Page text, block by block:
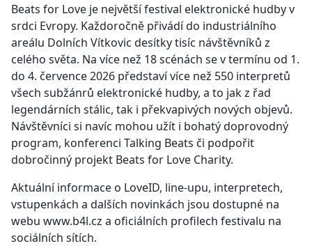
Beats for Love je největší festival elektronické hudby v
srdci Evropy. Každoročně přivádí do industriálního
areálu Dolních Vítkovic desítky tisíc návštěvníků z
celého světa. Na více než 18 scénách se v termínu od 1.
do 4. července 2026 představí více než 550 interpretů
všech subžánrů elektronické hudby, a to jak z řad
legendárních stálic, tak i překvapivých nových objevů.
Návštěvníci si navíc mohou užít i bohatý doprovodný
program, konferenci Talking Beats či podpořit
dobročinný projekt Beats for Love Charity.
Aktuální informace o LoveID, line-upu, interpretech,
vstupenkách a dalších novinkách jsou dostupné na
webu www.b4l.cz a oficiálních profilech festivalu na
sociálních sítích.